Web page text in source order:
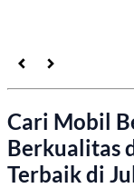
Cari Mobil
Berkualitas
Terbaik di